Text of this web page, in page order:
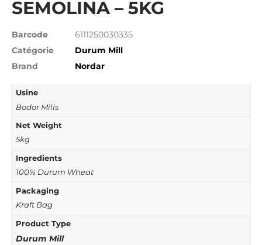
SEMOLINA – 5KG
Barcode
6111250030335
Catégorie
Durum Mill
Brand
Nordar
Usine
Bodor Mills
Net Weight
5kg
Ingredients
100% Durum Wheat
Packaging
Kraft Bag
Product Type
Durum Mill